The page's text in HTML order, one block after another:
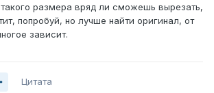
размера вряд ли сможешь вырезать,
попробуй, но лучше найти оригинал, от
зависит.
Цитата